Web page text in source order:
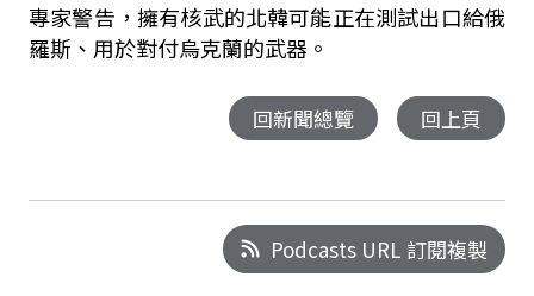
專家警告，擁有核武的北韓可能正在測試出口給俄
羅斯、用於對付烏克蘭的武器。
回新聞總覽 回上頁
Podcasts URL 訂閱複製